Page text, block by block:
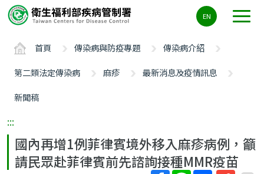
要
ALT+C
EN
首頁 傳染病與防疫專題
傳染病介紹
第二類法定傳染病
麻疹
最新消息及疫情訊息
新聞稿
:::
國內再增1例菲律賓境外移入麻疹病例，籲
請民眾赴菲律賓前先諮詢接種MMR疫苗